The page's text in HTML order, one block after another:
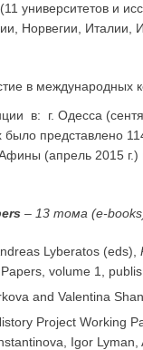
(11 университетов и
Норвегии, Италии,
в международных
в: г. Одесса
представлено
(апрель 2015 г.)
– 13 тома (e-
Lyberatos (eds),
volume 1,
and Valentina
Project Working
Igor